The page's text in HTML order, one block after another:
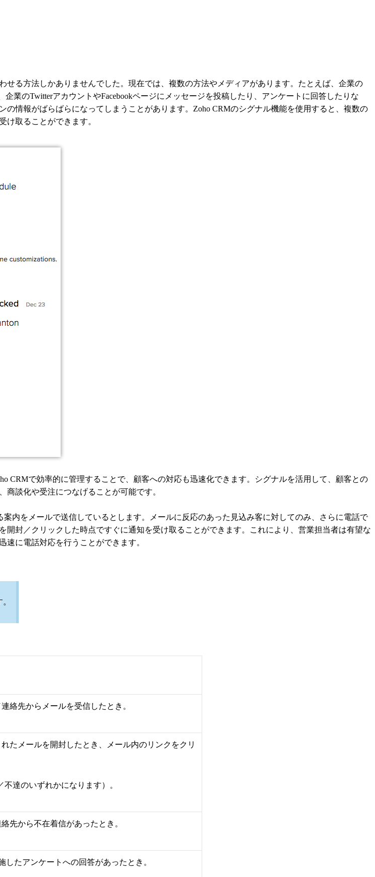
る方法しかありませんでした。現在では、複数の方法やメディアがあります。たとえば、企業の
業のTwitterアカウントやFacebookページにメッセージを投稿したり、アンケートに回答したりな
情報がばらばらになってしまうことがあります。Zoho CRMのシグナル機能を使用すると、複数の
け取ることができます。
CRMで効率的に管理することで、顧客への対応も迅速化できます。シグナルを活用して、顧客との
談化や受注につなげることが可能です。
内をメールで送信しているとします。メールに反応のあった見込み客に対してのみ、さらに電話で
封／クリックした時点ですぐに通知を受け取ることができます。これにより、営業担当者は有望な
に電話対応を行うことができます。
絡先からメールを受信したとき。
たメールを開封したとき、メール内のリンクをクリ
達のいずれかになります）。
先から不在着信があったとき。
したアンケートへの回答があったとき。